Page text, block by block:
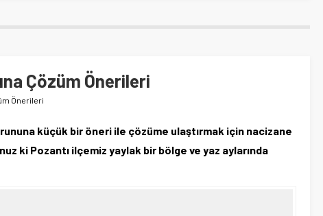
Çözüm Önerileri
Önerileri
küçük bir öneri ile çözüme ulaştırmak için nacizane
ki Pozantı ilçemiz yaylak bir bölge ve yaz aylarında